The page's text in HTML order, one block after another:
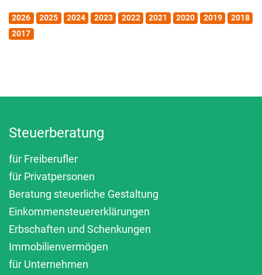
2026 2025 2024 2023 2022 2021 2020 2019
2018
2017
Steuerberatung
für Freiberufler
für Privatpersonen
Beratung steuerliche Gestaltung
Einkommensteuererklärungen
Erbschaften und Schenkungen
Immobilienvermögen
für Unternehmen